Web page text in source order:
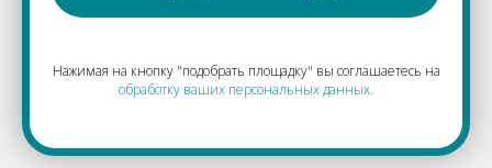
Нажимая на кнопку "подобрать площадку" вы соглашаетесь на
обработку ваших персональных данных.